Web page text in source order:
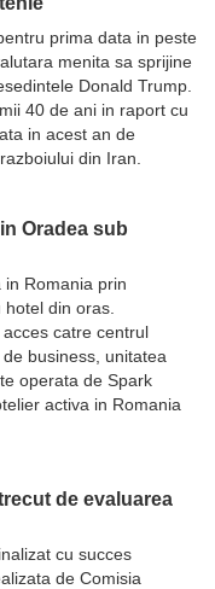
prima data in peste
menita sa sprijine
Donald Trump.
40 de ani in raport cu
in acest an de
din Iran.
Oradea sub
Romania prin
din oras.
catre centrul
business, unitatea
operata de Spark
activa in Romania
de evaluarea
cu succes
de Comisia